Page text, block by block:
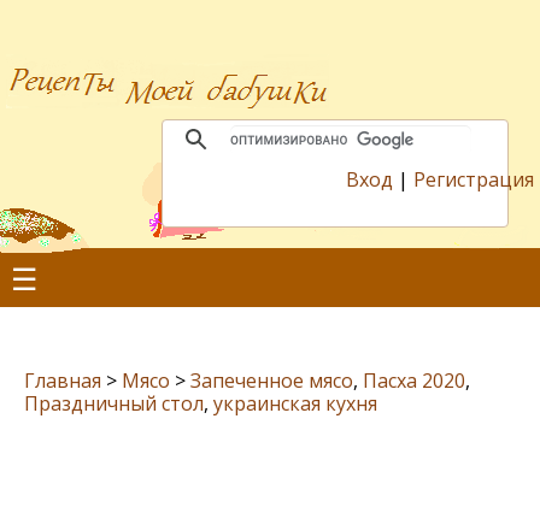
Вход | Регистрация
☰
Главная > Мясо >Запеченное мясо, Пасха 2020,
Праздничный стол, украинская кухня